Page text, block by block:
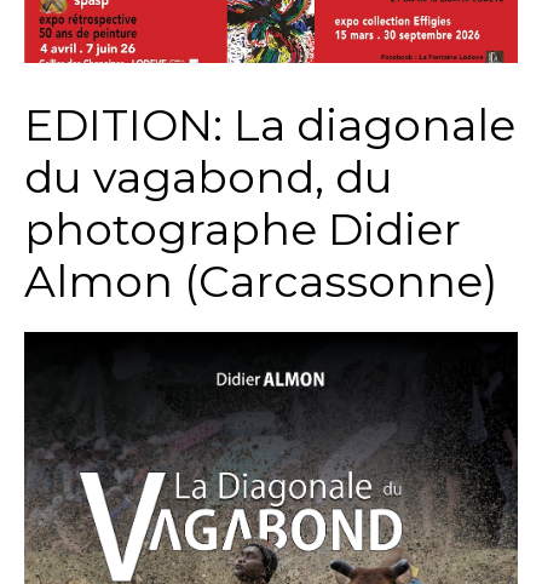
EDITION: La diagonale
du vagabond, du
photographe Didier
Almon (Carcassonne)